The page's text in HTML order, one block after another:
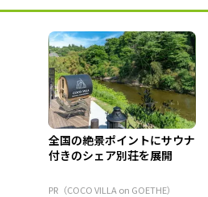
全国の絶景ポイントにサウナ
付きのシェア別荘を展開
PR（COCO VILLA on GOETHE）